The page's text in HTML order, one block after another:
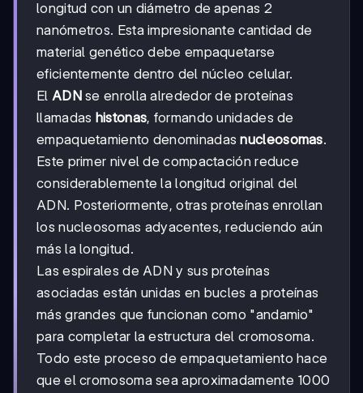
longitud con un diámetro de apenas 2
nanómetros. Esta impresionante cantidad de
material genético debe empaquetarse
eficientemente dentro del núcleo celular.
El ADNse enrolla alrededor de proteínas
llamadas histonas, formando unidades de
empaquetamiento denominadasnucleosomas.
Este primer nivel de compactación reduce
considerablemente la longitud original del
ADN. Posteriormente, otras proteínas enrollan
los nucleosomas adyacentes, reduciendo aún
más la longitud.
Las espirales de ADN y sus proteínas
asociadas están unidas en bucles a proteínas
más grandes que funcionan como "andamio"
para completar la estructura del cromosoma.
Todo este proceso de empaquetamiento hace
que el cromosoma sea aproximadamente 1000